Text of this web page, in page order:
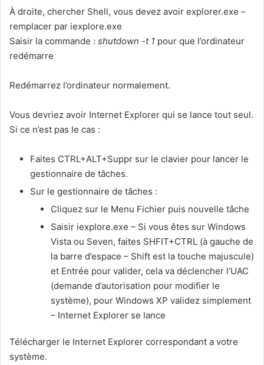
À droite, chercher Shell, vous devez avoir explorer.exe –
remplacer par iexplore.exe
Saisir la commande : shutdown -t 1 pour que l’ordinateur
redémarre
Redémarrez l’ordinateur normalement.
Vous devriez avoir Internet Explorer qui se lance tout seul.
Si ce n’est pas le cas :
Faites CTRL+ALT+Suppr sur le clavier pour lancer le
gestionnaire de tâches.
Sur le gestionnaire de tâches :
Cliquez sur le Menu Fichier puis nouvelle tâche
Saisir iexplore.exe – Si vous êtes sur Windows
Vista ou Seven, faites SHFIT+CTRL (à gauche de
la barre d’espace – Shift est la touche majuscule)
et Entrée pour valider, cela va déclencher l’UAC
(demande d’autorisation pour modifier le
système), pour Windows XP validez simplement
– Internet Explorer se lance
Télécharger le Internet Explorer correspondant a votre
système.